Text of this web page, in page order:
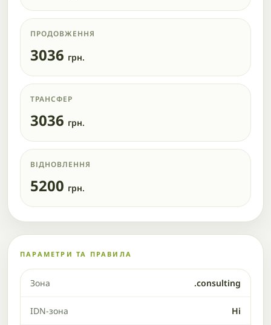
ПРОДОВЖЕННЯ
3036 грн.
ТРАНСФЕР
3036 грн.
ВІДНОВЛЕННЯ
5200 грн.
ПАРАМЕТРИ ТА ПРАВИЛА
Зона .consulting
IDN-зона Ні